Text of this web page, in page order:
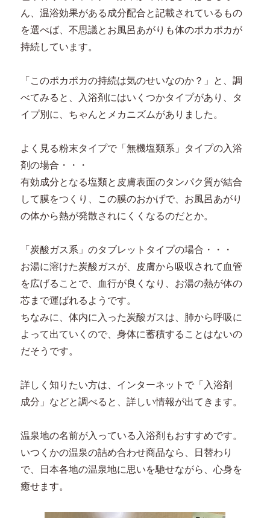
ん、温浴効果がある成分配合と記載されているもの
を選べば、不思議とお風呂あがりも体のポカポカが
持続しています。
「このポカポカの持続は気のせいなのか？」と、調
べてみると、入浴剤にはいくつかタイプがあり、タ
イプ別に、ちゃんとメカニズムがありました。
よく見る粉末タイプで「無機塩類系」タイプの入浴
剤の場合・・・
有効成分となる塩類と皮膚表面のタンパク質が結合
して膜をつくり、この膜のおかげで、お風呂あがり
の体から熱が発散されにくくなるのだとか。
「炭酸ガス系」のタブレットタイプの場合・・・
お湯に溶けた炭酸ガスが、皮膚から吸収されて血管
を広げることで、血行が良くなり、お湯の熱が体の
芯まで運ばれるようです。
ちなみに、体内に入った炭酸ガスは、肺から呼吸に
よって出ていくので、身体に蓄積することはないの
だそうです。
詳しく知りたい方は、インターネットで「入浴剤
成分」などと調べると、詳しい情報が出てきます。
温泉地の名前が入っている入浴剤もおすすめです。
いつくかの温泉の詰め合わせ商品なら、日替わり
で、日本各地の温泉地に思いを馳せながら、心身を
癒せます。